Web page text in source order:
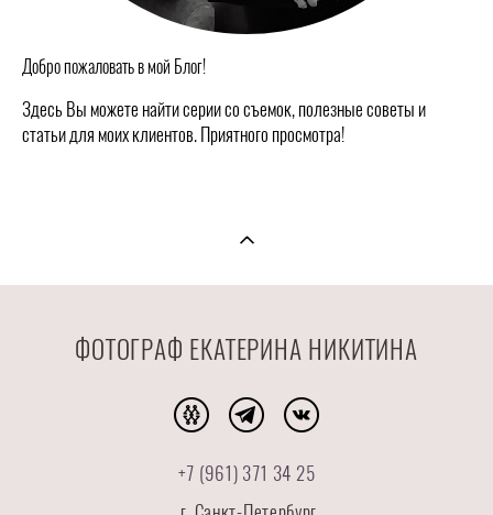
Добро пожаловать в мой Блог!
Здесь Вы можете найти серии со съемок, полезные советы и
статьи для моих клиентов. Приятного просмотра!
ФОТОГРАФ ЕКАТЕРИНА НИКИТИНА
+7 (961) 371 34 25